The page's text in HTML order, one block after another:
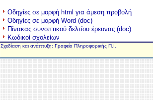
Οδηγίες σε μορφή html για άμεση προβολή
Οδηγίες σε μορφή Word (doc)
Πίνακας συνοπτικού δελτίου έρευνας (doc)
Κωδικοί σχολείων
Σχεδίαση και ανάπτυξη: Γραφείο Πληροφορικής Π.Ι.